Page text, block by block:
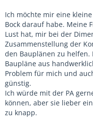
Ich möchte mir eine
Bock darauf habe. Meine
Lust hat, mir bei der
Zusammenstellung der
den Bauplänen zu
Baupläne aus
Problem für mich und
günstig.
Ich würde mit der PA
können, aber sie lieber
zu knapp.